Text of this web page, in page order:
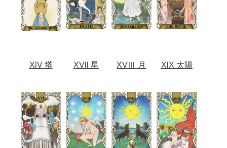
XlV 塔 XVll 星 XVⅢ 月 XlX 太陽